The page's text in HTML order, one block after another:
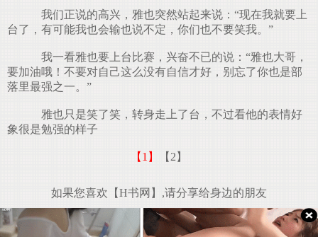
我们正说的高兴，雅也突然站起来说：“现在我就要上
台了，有可能我也会输也说不定，你们也不要笑我。”
我一看雅也要上台比赛，兴奋不已的说：“雅也大哥，
要加油哦！不要对自己这么没有自信才好，别忘了你也是部
落里最强之一。”
雅也只是笑了笑，转身走上了台，不过看他的表情好
象很是勉强的样子
【1】 【2】
如果您喜欢【H书网】,请分享给身边的朋友